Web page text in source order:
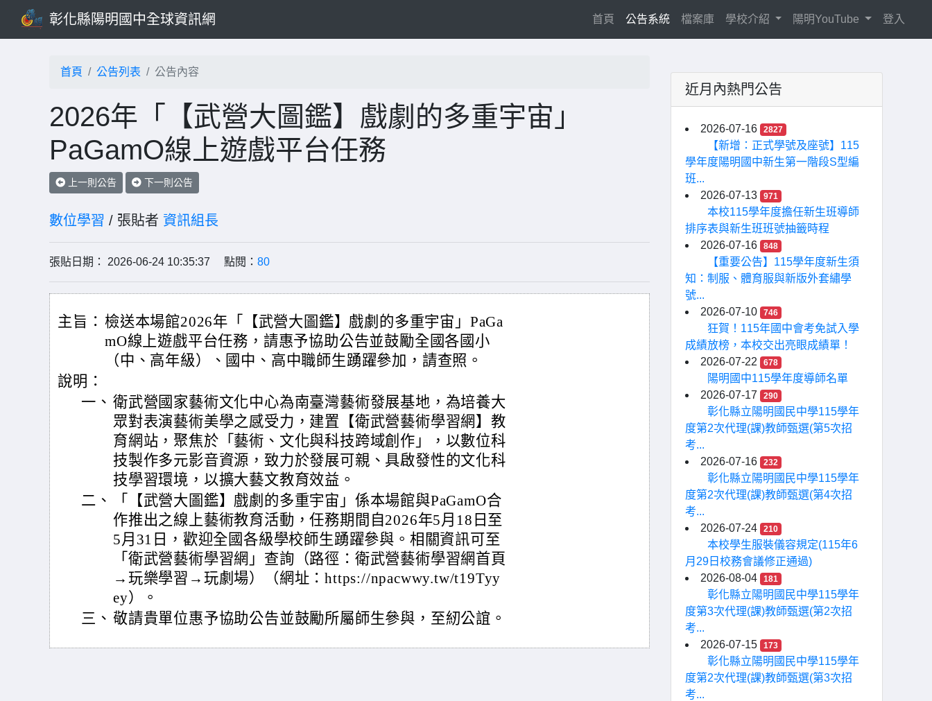
彰化縣陽明國中全球資訊網 首頁(current)
公告系統 檔案庫 學校介紹 陽明YouTube 登入
首頁 公告列表 公告內容
2026年「【武營大圖鑑】戲劇的多重宇宙」
PaGamO線上遊戲平台任務
上一則公告 下一則公告
數位學習 / 張貼者 資訊組長
張貼日期： 2026-06-24 10:35:37 點閱： 80
主旨： 檢送本場館2026年「【武營大圖鑑】戲劇的多重宇宙」PaGa
mO線上遊戲平台任務，請惠予協助公告並鼓勵全國各國小
（中、高年級）、國中、高中職師生踴躍參加，請查照。
說明：
一、 衛武營國家藝術文化中心為南臺灣藝術發展基地，為培養大
眾對表演藝術美學之感受力，建置【衛武營藝術學習網】教
育網站，聚焦於「藝術、文化與科技跨域創作」，以數位科
技製作多元影音資源，致力於發展可親、具啟發性的文化科
技學習環境，以擴大藝文教育效益。
二、
「【武營大圖鑑】戲劇的多重宇宙」係本場館與PaGamO合
作推出之線上藝術教育活動，任務期間自2026年5月18日至
5月31日，歡迎全國各級學校師生踴躍參與。相關資訊可至
「衛武營藝術學習網」查詢（路徑：衛武營藝術學習網首頁
→玩樂學習→玩劇場）（網址：https://npacwwy.tw/t19Tyy
ey）。
三、 敬請貴單位惠予協助公告並鼓勵所屬師生參與，至紉公誼。
近月內熱門公告
2026-07-16 2827
【新增：正式學號及座號】115
學年度陽明國中新生第一階段S型編
班...
2026-07-13
971
本校115學年度擔任新生班導師
排序表與新生班班號抽籤時程
2026-07-16
848
【重要公告】115學年度新生須
知：制服、體育服與新版外套繡學
號...
2026-07-10
746
狂賀！115年國中會考免試入學
成績放榜，本校交出亮眼成績單！
2026-07-22
678
陽明國中115學年度導師名單
2026-07-17
290
彰化縣立陽明國民中學115學年
度第2次代理(課)教師甄選(第5次招
考...
2026-07-16
232
彰化縣立陽明國民中學115學年
度第2次代理(課)教師甄選(第4次招
考...
2026-07-24
210
本校學生服裝儀容規定(115年6
月29日校務會議修正通過)
2026-08-04
181
彰化縣立陽明國民中學115學年
度第3次代理(課)教師甄選(第2次招
考...
2026-07-15
173
彰化縣立陽明國民中學115學年
度第2次代理(課)教師甄選(第3次招
考...